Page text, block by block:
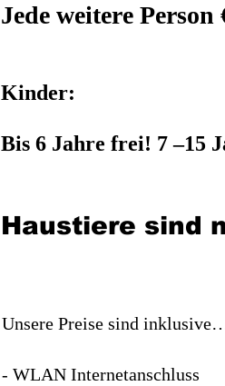
Jede weitere
Kinder:
Bis 6 Jahre frei! 7 –15
Haustiere sind
Unsere Preise sind
- WLAN Internetanschluss